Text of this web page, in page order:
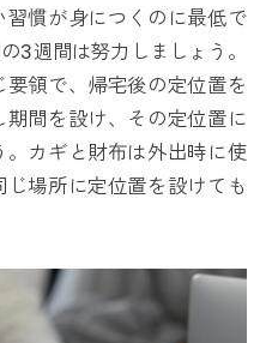
慣が身につくのに最低で
3週間は努力しましょう。
領で、帰宅後の定位置を
間を設け、その定位置に
カギと財布は外出時に使
場所に定位置を設けても